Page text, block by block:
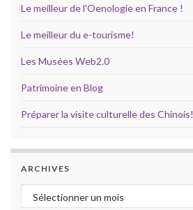
Le meilleur de l'Oenologie en France !
Le meilleur du e-tourisme!
Les Musées Web2.0
Patrimoine en Blog
Préparer la visite culturelle des Chinois!
ARCHIVES
Archives